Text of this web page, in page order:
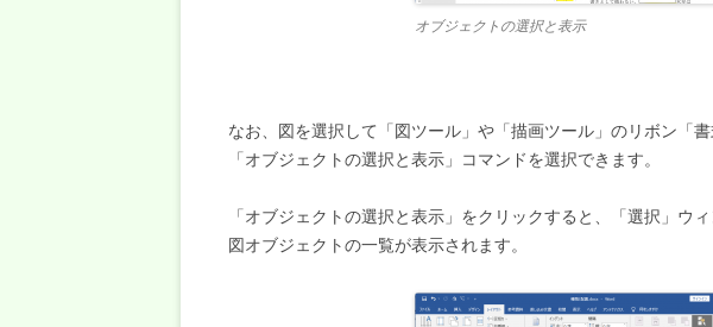
オブジェクトの選択と表示
なお、図を選択して「図ツール」や「描画ツール」のリボン「
「オブジェクトの選択と表示」コマンドを選択できます。
「オブジェクトの選択と表示」をクリックすると、「選択」ウ
図オブジェクトの一覧が表示されます。